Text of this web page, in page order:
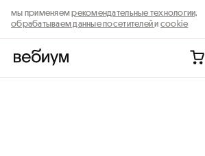
мы применяемрекомендательные технологии,
обрабатываем данные посетителейи cookie